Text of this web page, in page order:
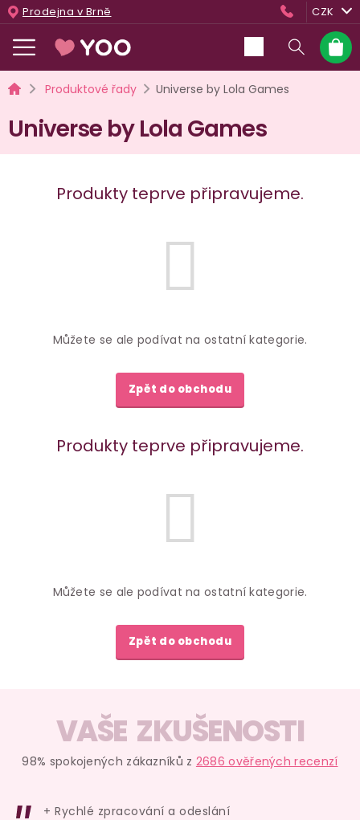
Přejít
na
obsah
Prodejna v Brně CZK
košík
DomůProduktové řady Universe by Lola Games
Universe by Lola Games
Produkty teprve připravujeme.
Můžete se ale podívat na ostatní kategorie.
Zpět do obchodu
Produkty teprve připravujeme.
Můžete se ale podívat na ostatní kategorie.
Zpět do obchodu
VAŠE ZKUŠENOSTI
98% spokojených zákazníků z 2686 ověřených recenzí
+ Rychlé zpracování a odeslání